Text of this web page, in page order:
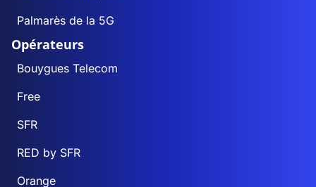
Palmarès de la 5G
Opérateurs
Bouygues Telecom
Free
SFR
RED by SFR
Orange